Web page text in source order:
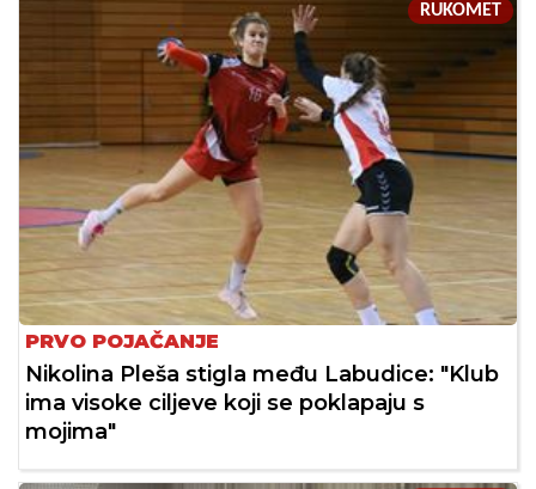
RUKOMET
PRVO POJAČANJE
Nikolina Pleša stigla među Labudice: "Klub
ima visoke ciljeve koji se poklapaju s
mojima"